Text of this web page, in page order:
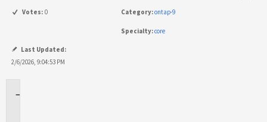
Votes: 0 Category:ontap-9
Specialty:core
Last Updated:
2/6/2026, 9:04:53 PM